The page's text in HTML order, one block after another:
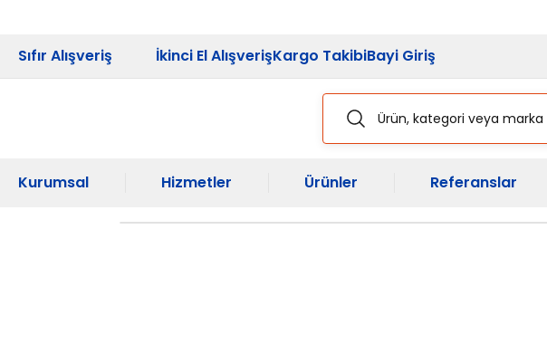
Sıfır Alışveriş İkinci El AlışverişKargo TakibiBayi Giriş
Kurumsal Hizmetler Ürünler Referanslar